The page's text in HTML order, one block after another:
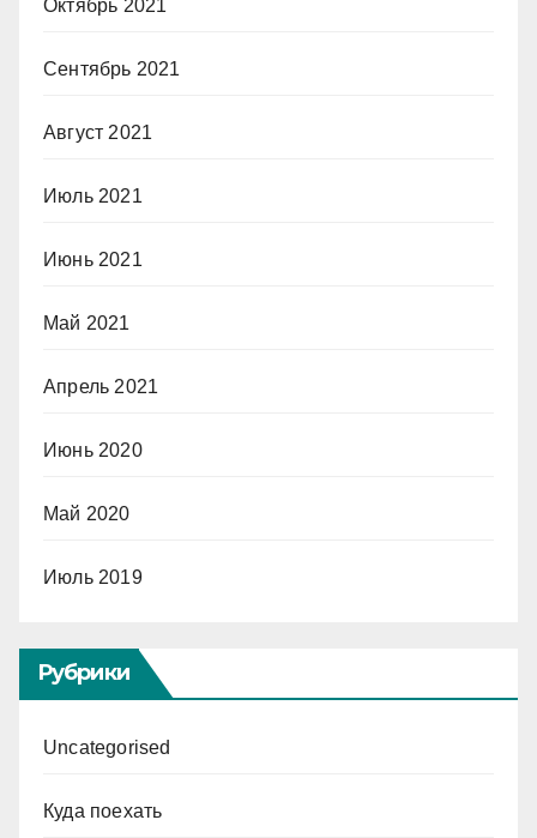
Октябрь 2021
Сентябрь 2021
Август 2021
Июль 2021
Июнь 2021
Май 2021
Апрель 2021
Июнь 2020
Май 2020
Июль 2019
Рубрики
Uncategorised
Куда поехать